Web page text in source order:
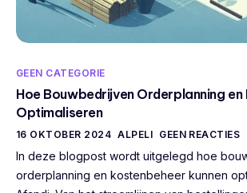
GEEN CATEGORIE
Hoe Bouwbedrijven Orderplanning
Optimaliseren
16 OKTOBER 2024 ALPELI GEEN REACTIES
In deze blogpost wordt uitgelegd hoe
orderplanning en kostenbeheer kunnen